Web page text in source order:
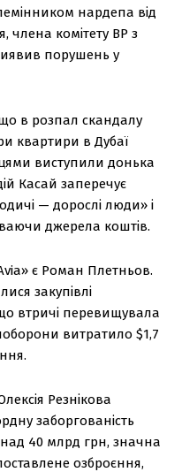
нардепа від
члена комітету ВР з
порушень у
в розпал скандалу
квартири в Дубаї
виступили донька
Касай заперечує
— дорослі люди» і
джерела коштів.
є Роман Плетньов.
закупівлі
втричі перевищувала
витратило $1,7
Резнікова
заборгованість
40 млрд грн, значна
озброєння,